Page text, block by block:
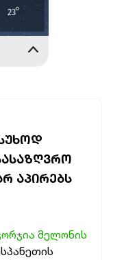
ᲐᲞᲘᲠᲔᲑᲡ
მელონის